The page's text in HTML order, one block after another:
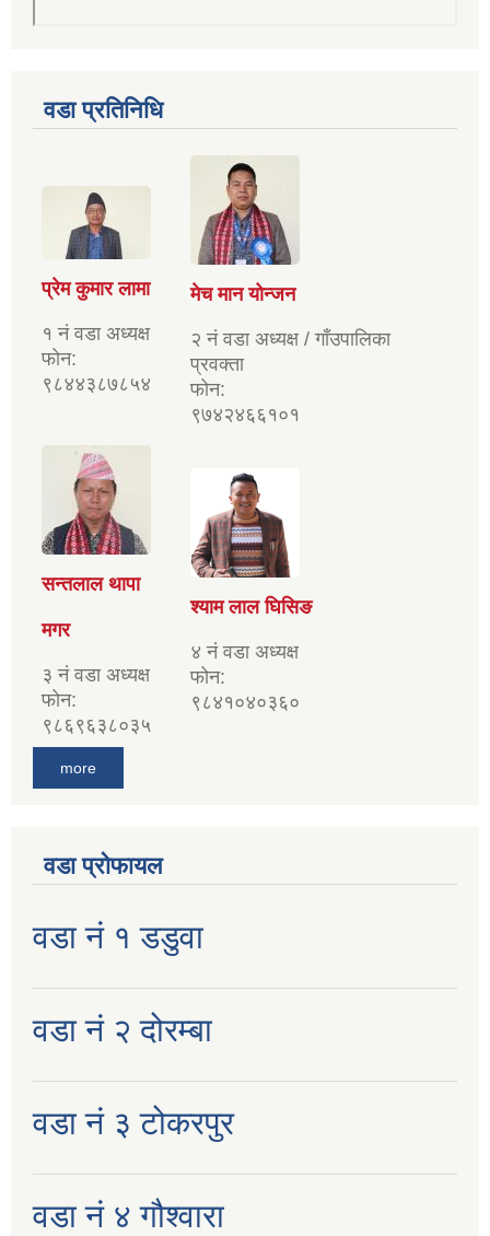
वडा प्रतिनिधि
प्रेम कुमार लामा
१ नं वडा अध्यक्ष
फोन:
९८४४३८७८५४
मेच मान योन्जन
२ नं वडा अध्यक्ष / गाँउपालिका
प्रवक्ता
फोन:
९७४२४६६१०१
सन्तलाल थापा
मगर
३ नं वडा अध्यक्ष
फोन:
९८६९६३८०३५
श्याम लाल घिसिङ
४ नं वडा अध्यक्ष
फोन:
९८४१०४०३६०
more
वडा प्रोफायल
वडा नं १ डडुवा
वडा नं २ दोरम्बा
वडा नं ३ टोकरपुर
वडा नं ४ गौश्वारा